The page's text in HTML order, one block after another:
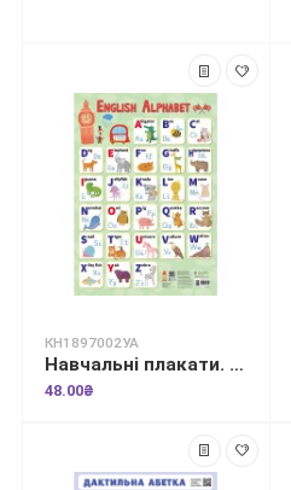
КН1897002УА
Навчальні плакати. English Alphabet
48.00₴